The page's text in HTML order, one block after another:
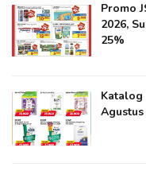
Promo
2026,
25%
Katalog